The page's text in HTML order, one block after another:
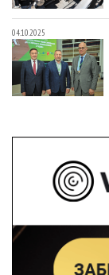
04.10.2025